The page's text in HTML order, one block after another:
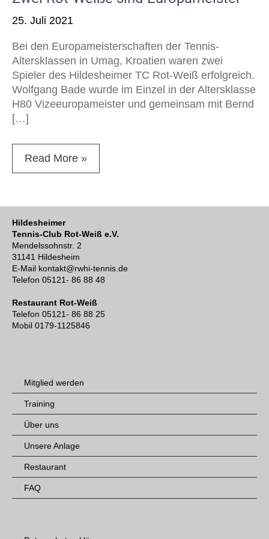
25. Juli 2021
Bei den Europameisterschaften der Tennis-
Altersklassen in Umag, Kroatien waren zwei
Spieler des Hildesheimer TC Rot-Weiß erfolgreich.
Wolfgang Bade wurde im Einzel in der Altersklasse
H80 Vizeeuropameister und gemeinsam mit Bernd
[…]
Read More »
Hildesheimer
Tennis-Club Rot-Weiß e.V.
Mendelssohnstr. 2
31141 Hildesheim
E-Mail kontakt@rwhi-tennis.de
Telefon 05121- 86 88 48
Restaurant Rot-Weiß
Telefon 05121- 86 88 25
Mobil 0179-1125846
Mitglied werden
Training
Über uns
Unsere Anlage
Restaurant
FAQ